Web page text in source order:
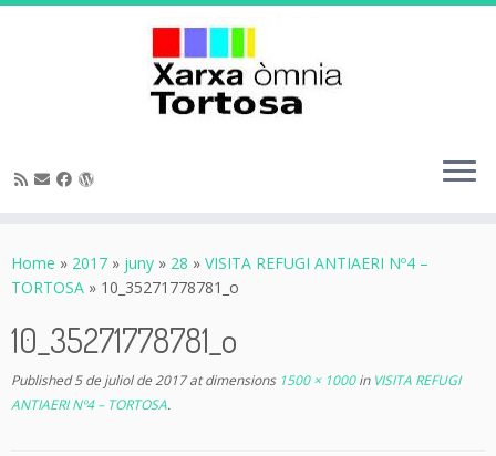
to
content
Home » 2017 » juny » 28 » VISITA REFUGI ANTIAERI Nº4 –
TORTOSA » 10_35271778781_o
10_35271778781_o
Published 5 de juliol de 2017at dimensions1500 × 1000inVISITA REFUGI
ANTIAERI Nº4 – TORTOSA.